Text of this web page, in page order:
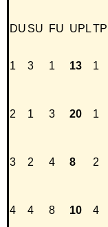
DU SU FU UPLTP
1 3 1 13 1
2 1 3 20 1
3 2 4 8 2
4 4 8 10 4